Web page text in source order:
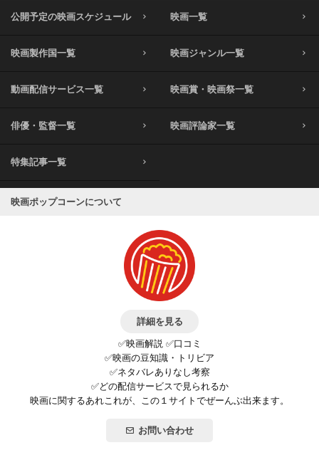
公開予定の映画スケジュール 映画一覧
映画製作国一覧 映画ジャンル一覧
動画配信サービス一覧 映画賞・映画祭一覧
俳優・監督一覧 映画評論家一覧
特集記事一覧
映画ポップコーンについて
詳細を見る
✅映画解説 ✅口コミ
✅映画の豆知識・トリビア
✅ネタバレありなし考察
✅どの配信サービスで見られるか
映画に関するあれこれが、この１サイトでぜーんぶ出来ます。
お問い合わせ